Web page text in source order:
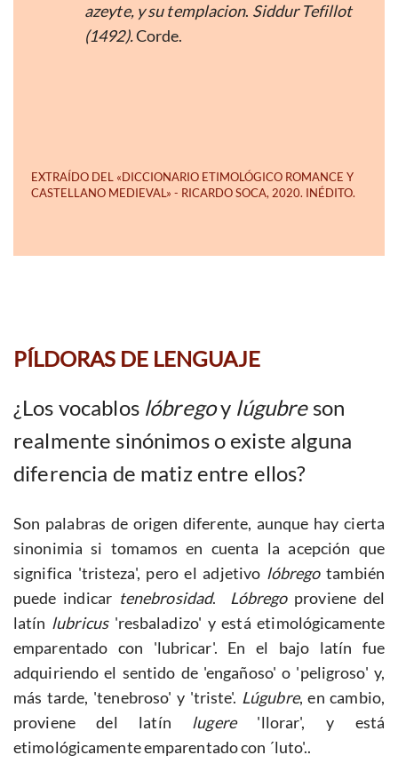
azeyte, y su templacion. Siddur Tefillot
(1492).Corde.
PÍLDORAS DE LENGUAJE
¿Los vocablos lóbregoy lúgubreson
realmente sinónimos o existe alguna
diferencia de matiz entre ellos?
Son palabras de origen diferente, aunque hay cierta
sinonimia si tomamos en cuenta la acepción que
significa 'tristeza', pero el adjetivo lóbregotambién
puede indicar tenebrosidad. Lóbregoproviene del
latín lubricus'resbaladizo' y está etimológicamente
emparentado con 'lubricar'. En el bajo latín fue
adquiriendo el sentido de 'engañoso' o 'peligroso' y,
más tarde, 'tenebroso' y 'triste'. Lúgubre, en cambio,
proviene del latín lugere'llorar', y está
etimológicamente emparentado con ´luto'..